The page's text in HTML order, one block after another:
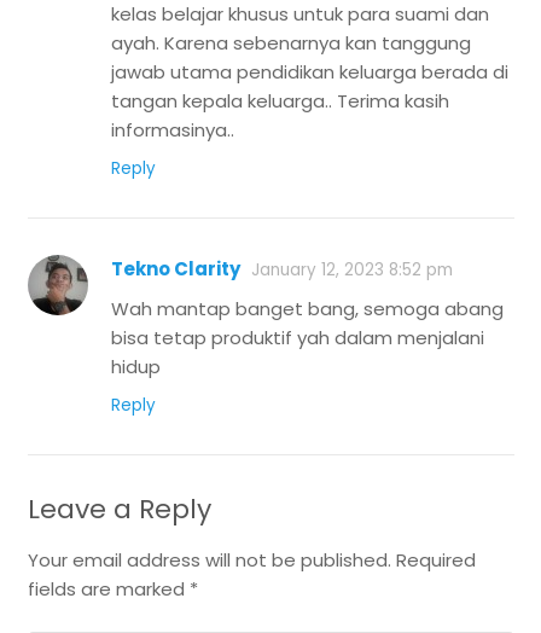
kelas belajar khusus untuk para suami dan
ayah. Karena sebenarnya kan tanggung
jawab utama pendidikan keluarga berada di
tangan kepala keluarga.. Terima kasih
informasinya..
Reply
Tekno Clarity January 12, 2023 8:52 pm
Wah mantap banget bang, semoga abang
bisa tetap produktif yah dalam menjalani
hidup
Reply
Leave a Reply
Your email address will not be published. Required
fields are marked *